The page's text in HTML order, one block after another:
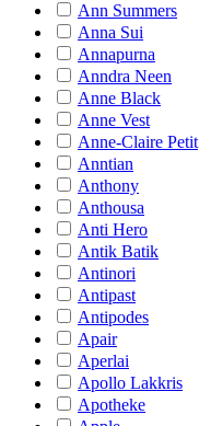
Ann Summers
Anna Sui
Annapurna
Anndra Neen
Anne Black
Anne Vest
Anne-Claire Petit
Anntian
Anthony
Anthousa
Anti Hero
Antik Batik
Antinori
Antipast
Antipodes
Apair
Aperlai
Apollo Lakkris
Apotheke